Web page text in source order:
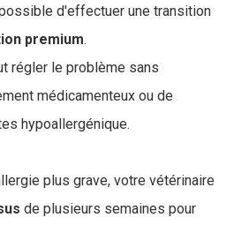
d'effectuer une transition
premium.
régler le problème sans
médicamenteux ou de
hypoallergénique.
plus grave, votre vétérinaire
de plusieurs semaines pour